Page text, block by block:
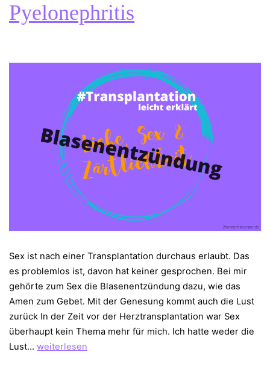
Pyelonephritis
Sex ist nach einer Transplantation durchaus erlaubt. Das
es problemlos ist, davon hat keiner gesprochen. Bei mir
gehörte zum Sex die Blasenentzündung dazu, wie das
Amen zum Gebet. Mit der Genesung kommt auch die Lust
zurück In der Zeit vor der Herztransplantation war Sex
überhaupt kein Thema mehr für mich. Ich hatte weder die
Lust… Sex,
weiterlesen